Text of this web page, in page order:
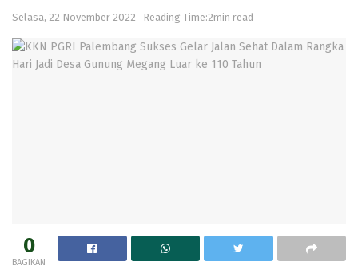
Selasa, 22 November 2022 Reading Time:2min read
0
BAGIKAN